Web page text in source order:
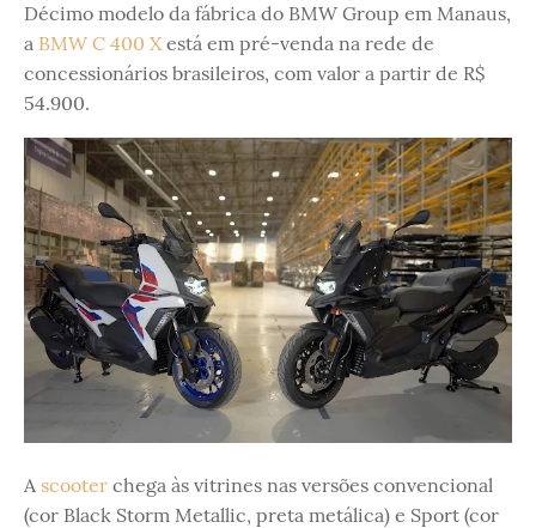
Décimo modelo da fábrica do BMW Group em Manaus,
a BMW C 400 Xestá em pré-venda na rede de
concessionários brasileiros, com valor a partir de R$
54.900.
A scooter chega às vitrines nas versões convencional
(cor Black Storm Metallic, preta metálica) e Sport (cor